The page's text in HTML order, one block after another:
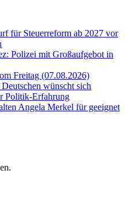
für Steuerreform ab 2027 vor
Polizei mit Großaufgebot in
Freitag (07.08.2026)
wünscht sich
Politik-Erfahrung
Angela Merkel für geeignet